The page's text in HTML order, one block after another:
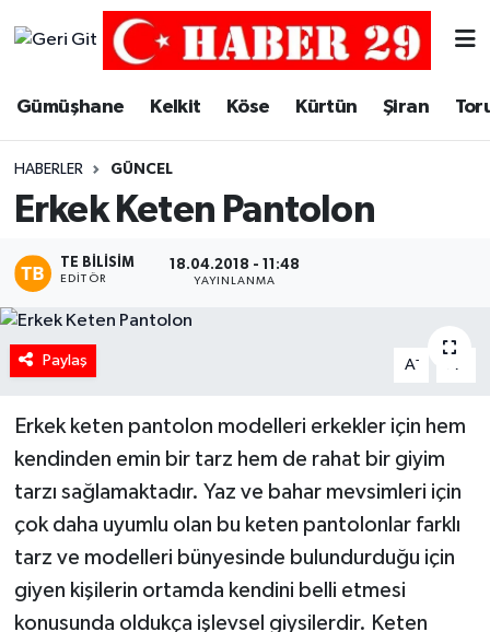
Gümüşhane Kelkit Köse Kürtün Şiran
HABERLER GÜNCEL
Erkek Keten Pantolon
TE BILISIM
EDITÖR
18.04.2018 - 11:48
YAYINLANMA
Paylaş A- A
Erkek keten pantolon modelleri erkekler için hem
kendinden emin bir tarz hem de rahat bir giyim
tarzı sağlamaktadır. Yaz ve bahar mevsimleri için
çok daha uyumlu olan bu keten pantolonlar farklı
tarz ve modelleri bünyesinde bulundurduğu için
giyen kişilerin ortamda kendini belli etmesi
konusunda oldukça işlevsel giysilerdir. Keten
Merkez Trafik Yoğunluk Haritası
Süper Lig Puan Durumu ve Fikstür
Tüm Manşetler
Haber Arşivi